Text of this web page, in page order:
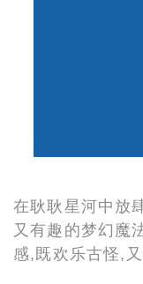
在耿耿星河中放
又有趣的梦幻魔
感,既欢乐古怪,